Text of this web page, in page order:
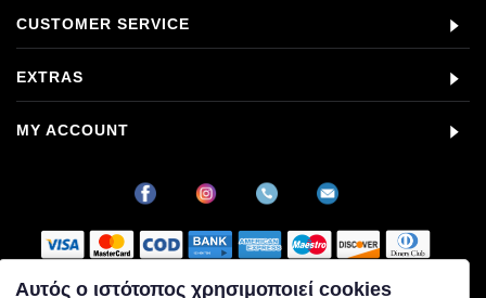
CUSTOMER SERVICE
EXTRAS
MY ACCOUNT
Αυτός ο ιστότοπος χρησιμοποιεί cookies